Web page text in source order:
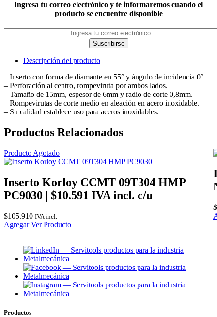
Ingresa tu correo electrónico y te informaremos cuando el
producto se encuentre disponible
Suscribirse
Descripción del producto
– Inserto con forma de diamante en 55° y ángulo de incidencia 0°.
– Perforación al centro, rompeviruta por ambos lados.
– Tamaño de 15mm, espesor de 6mm y radio de corte 0,8mm.
– Rompevirutas de corte medio en aleación en acero inoxidable.
– Su calidad establece uso para aceros inoxidables.
Productos Relacionados
Producto Agotado
Inserto Korloy CCMT 09T304 HMP
PC9030 | $10.591 IVA incl. c/u
$105.910 IVA incl.
Agregar Ver Producto
$
Productos